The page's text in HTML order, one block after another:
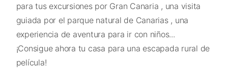
para tus excursiones por Gran Canaria , una visita
guiada por el parque natural de Canarias , una
experiencia de aventura para ir con niños...
¡Consigue ahora tu casa para una escapada rural de
película!